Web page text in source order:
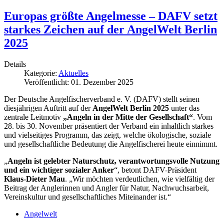
Europas größte Angelmesse – DAFV setzt
starkes Zeichen auf der AngelWelt Berlin
2025
Details
Kategorie: Aktuelles
Veröffentlicht: 01. Dezember 2025
Der Deutsche Angelfischerverband e. V. (DAFV) stellt seinen
diesjährigen Auftritt auf der AngelWelt Berlin 2025 unter das
zentrale Leitmotiv „Angeln in der Mitte der Gesellschaft“. Vom
28. bis 30. November präsentiert der Verband ein inhaltlich starkes
und vielseitiges Programm, das zeigt, welche ökologische, soziale
und gesellschaftliche Bedeutung die Angelfischerei heute einnimmt.
„Angeln ist gelebter Naturschutz, verantwortungsvolle Nutzung
und ein wichtiger sozialer Anker“, betont DAFV-Präsident
Klaus-Dieter Mau. „Wir möchten verdeutlichen, wie vielfältig der
Beitrag der Anglerinnen und Angler für Natur, Nachwuchsarbeit,
Vereinskultur und gesellschaftliches Miteinander ist.“
Angelwelt